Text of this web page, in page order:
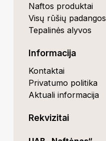
Naftos produktai
Visų rūšių padangos
Tepalinės alyvos
Informacija
Kontaktai
Privatumo politika
Aktuali informacija
Rekvizitai